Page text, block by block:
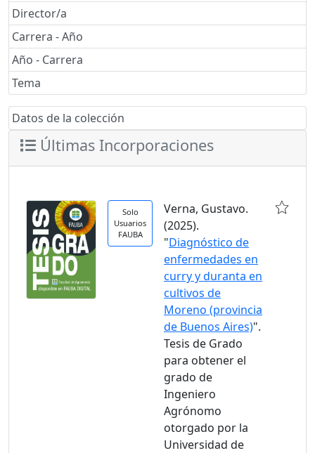
Director/a
Carrera - Año
Año - Carrera
Tema
Datos de la colección
Últimas Incorporaciones
Solo
Usuarios
FAUBA
Verna, Gustavo.
(2025).
"Diagnóstico de
enfermedades en
curry y duranta en
cultivos de
Moreno (provincia
de Buenos Aires)".
Tesis de Grado
para obtener el
grado de
Ingeniero
Agrónomo
otorgado por la
Universidad de